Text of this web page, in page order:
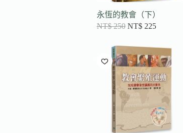
永恆的教會（下）
NT$250 NT$225